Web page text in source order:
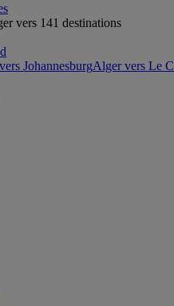
vers 141 destinations
JohannesburgAlger vers Le